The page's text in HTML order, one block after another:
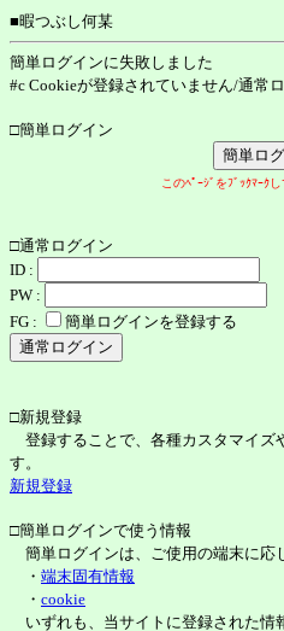
■暇つぶし何某
簡単ログインに失敗しました
#c Cookieが登録されていません/通常
□簡単ログイン
このﾍﾟｰｼﾞをﾌﾞｯｸﾏｰｸ
□通常ログイン
ID :
PW :
FG :
簡単ログインを登録する
□新規登録
登録することで、各種カスタマイズ
す。
新規登録
□簡単ログインで使う情報
簡単ログインは、ご使用の端末に応
・ 端末固有情報
・ cookie
いずれも、当サイトに登録された情